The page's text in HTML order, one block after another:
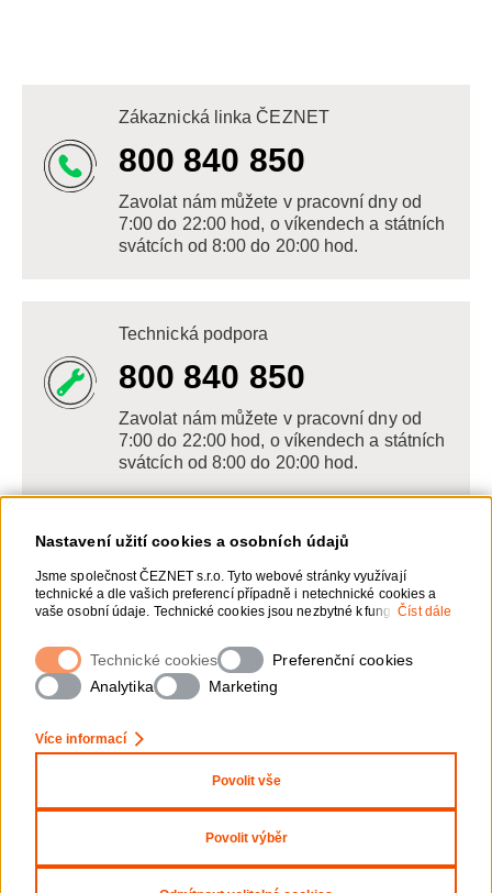
Nastavení užití cookies a osobních údajů
Jsme společnost ČEZNET s.r.o. Tyto webové stránky využívají
technické a dle vašich preferencí případně i netechnické cookies a
vaše osobní údaje. Technické cookies jsou nezbytné k fungování
webové stránky vašim preferencím, k personalizaci reklam a
analytice. Pro sběr a zpracování netechnických cookies a vašich
osobních údajů, nám můžete udělit souhlas. Bližší informace o vašich
právech, zpracování osobních údajů, včetně možnosti odvolání
Číst dále
Technické cookies
Preferenční cookies
Analytika
Marketing
Více informací
Povolit vše
Povolit výběr
Zákaznická linka ČEZNET
800 840 850
Zavolat nám můžete v pracovní dny od
7:00 do 22:00 hod, o víkendech a státních
svátcích od 8:00 do 20:00 hod.
Technická podpora
800 840 850
Zavolat nám můžete v pracovní dny od
7:00 do 22:00 hod, o víkendech a státních
svátcích od 8:00 do 20:00 hod.
Napište nám
POSLAT VZKAZ
Zanechte nám vzkaz online, my se vám
ozveme zpět
Ochrana osobních údajů